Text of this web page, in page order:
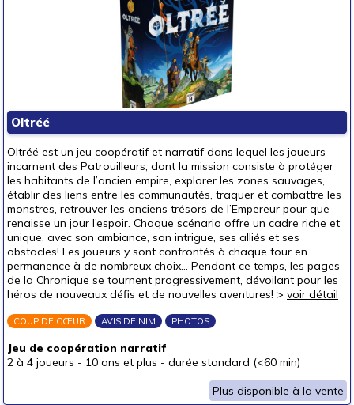
Oltréé
Oltréé est un jeu coopératif et narratif dans lequel les joueurs
incarnent des Patrouilleurs, dont la mission consiste à protéger
les habitants de l’ancien empire, explorer les zones sauvages,
établir des liens entre les communautés, traquer et combattre les
monstres, retrouver les anciens trésors de l’Empereur pour que
renaisse un jour l’espoir. Chaque scénario offre un cadre riche et
unique, avec son ambiance, son intrigue, ses alliés et ses
obstacles! Les joueurs y sont confrontés à chaque tour en
permanence à de nombreux choix... Pendant ce temps, les pages
de la Chronique se tournent progressivement, dévoilant pour les
héros de nouveaux défis et de nouvelles aventures! > voir détail
COUP DE CŒUR AVIS DE NIM PHOTOS
Jeu de coopération narratif
2 à 4 joueurs - 10 ans et plus - durée standard (<60 min)
Plus disponible à la vente